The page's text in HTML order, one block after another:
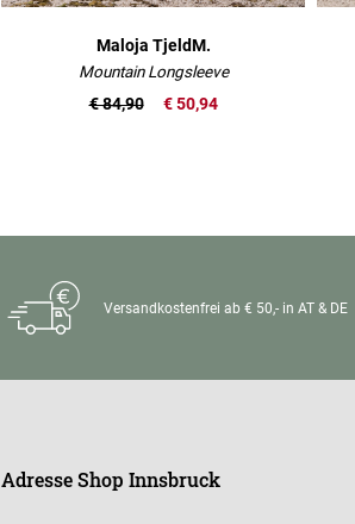
Maloja TjeldM.
Mountain Longsleeve
€ 50,94
€ 84,90
Versandkostenfrei ab € 50,- in AT & DE
Adresse Shop Innsbruck